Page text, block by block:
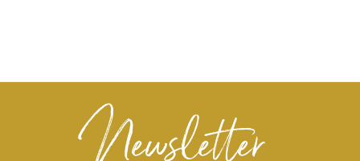
Newsletter